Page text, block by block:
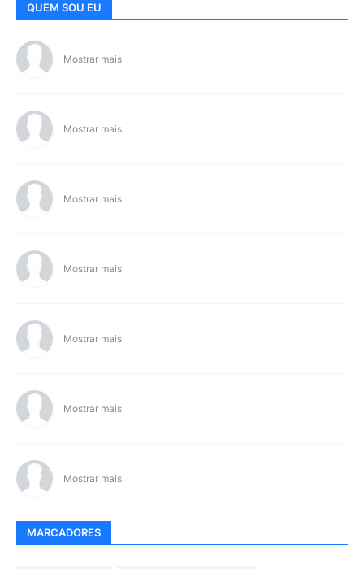
QUEM SOU EU
Mostrar mais
Mostrar mais
Mostrar mais
Mostrar mais
Mostrar mais
Mostrar mais
Mostrar mais
MARCADORES